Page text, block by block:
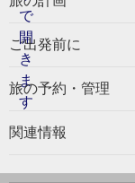
ご出発前に
旅の予約・管理
関連情報